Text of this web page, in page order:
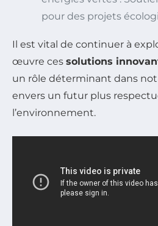
pour des projets
Il est vital de continuer à
œuvre ces solutions
un rôle déterminant dans
envers un futur plus
l’environnement.